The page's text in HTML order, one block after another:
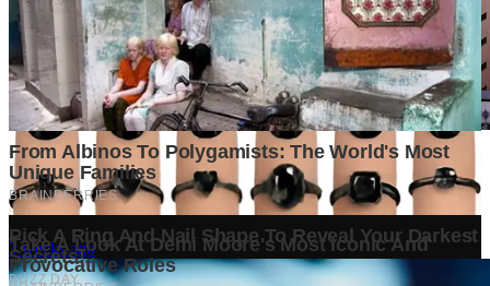
Market yang Besar Belum Tentu Menjadi Peluang yang
Menguntungkan. Mengapa Investor Perlu Melihat Lebih dari
Sekadar Ukuran Pasar?
3 weeks ago